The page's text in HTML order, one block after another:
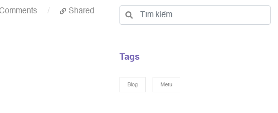
Shared
Tags
Blog Metu